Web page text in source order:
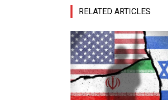
RELATED ARTICLES